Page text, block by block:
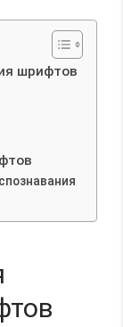
шрифтов